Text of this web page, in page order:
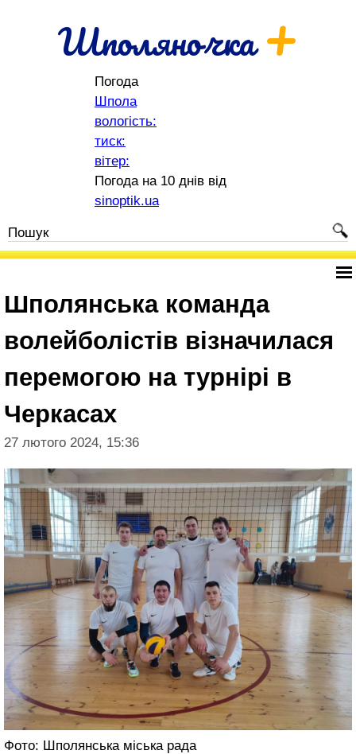
Шполяночка+
Погода
Шпола
вологість:
тиск:
вітер:
Погода на 10 днів від
sinoptik.ua
Шполянська команда
волейболістів візначилася
перемогою на турнірі в
Черкасах
27 лютого 2024, 15:36
Фото: Шполянська міська рада